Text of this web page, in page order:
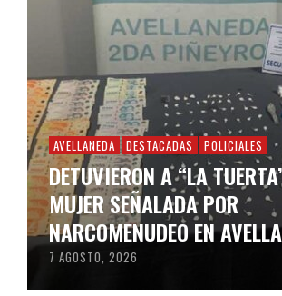
AVELLANEDA DESTACADAS POLICIALES
DETUVIERON A “LA
MUJER SEÑALADA POR
NARCOMENUDEO EN
7 AGOSTO, 2026